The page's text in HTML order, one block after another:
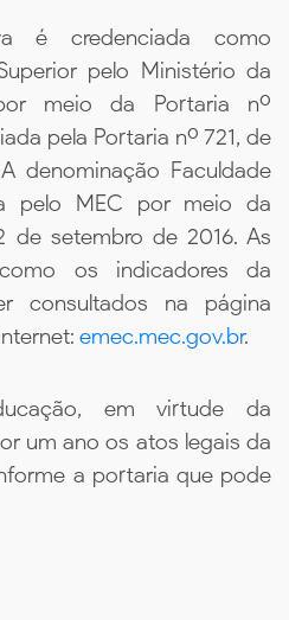
é credenciada como
pelo Ministério da
meio da Portaria nº
pela Portaria nº 721, de
denominação Faculdade
pelo MEC por meio da
de setembro de 2016. As
os indicadores da
consultados na página
emec.mec.gov.br.
em virtude da
um ano os atos legais da
a portaria que pode